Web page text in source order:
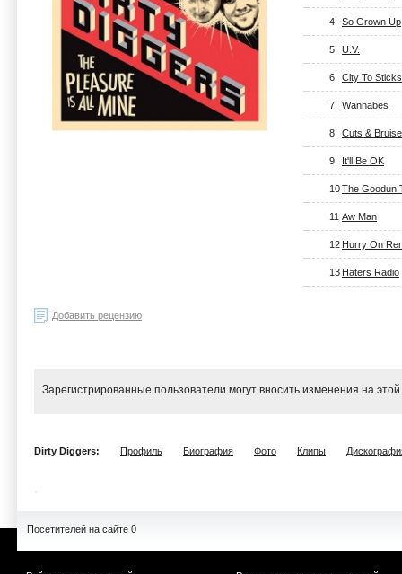
4 So Grown Up
5 U.V.
6 City To Sticks
7 Wannabes
8 Cuts &
9 It'll Be OK
10The Goodun
11 Aw Man
12 Hurry On
13 Haters Radio
Добавить рецензию
Зарегистрированные пользователи могут вносить изменения на
Dirty Diggers: Профиль Биография Фото Клипы
Посетителей на сайте 0